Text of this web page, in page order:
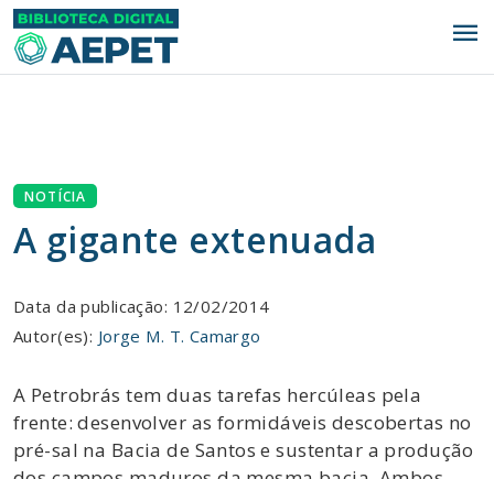
menu
NOTÍCIA
A gigante extenuada
Data da publicação: 12/02/2014
Autor(es): Jorge M. T. Camargo
A Petrobrás tem duas tarefas hercúleas pela
frente: desenvolver as formidáveis descobertas no
pré-sal na Bacia de Santos e sustentar a produção